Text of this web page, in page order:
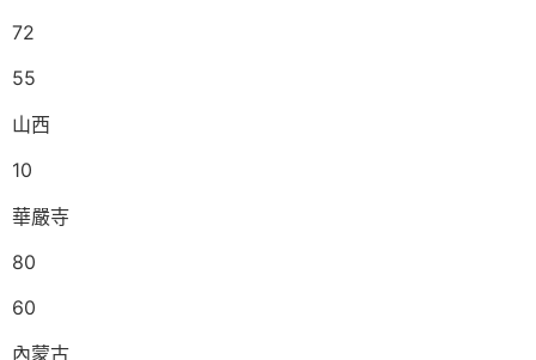
72
55
山西
10
華嚴寺
80
60
內蒙古